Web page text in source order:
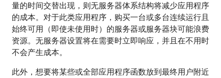
量的时间交替出现，则无服务器体系结构将减少应用程序
的成本。对于此类应用程序，购买一台或多台连续运行且
始终可用（即使未使用时）的服务器或服务器块可能浪费
资源。无服务器设置将在需要时立即响应，并且在不用时
不会产生成本。
此外，想要将某些或全部应用程序函数放到最终用户附近